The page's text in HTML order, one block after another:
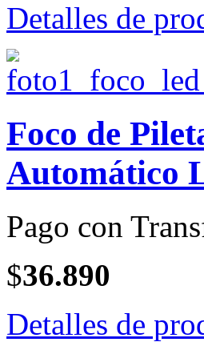
Detalles de
Foco de
Automático
Pago con
$36.890
Detalles de